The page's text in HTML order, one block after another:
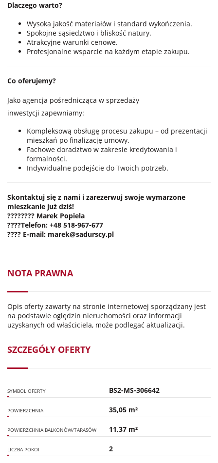
Dlaczego warto?
Wysoka jakość materiałów i standard wykończenia.
Spokojne sąsiedztwo i bliskość natury.
Atrakcyjne warunki cenowe.
Profesjonalne wsparcie na każdym etapie zakupu.
Co oferujemy?
Jako agencja pośrednicząca w sprzedaży
inwestycji zapewniamy:
Kompleksową obsługę procesu zakupu – od prezentacji
mieszkań po finalizację umowy.
Fachowe doradztwo w zakresie kredytowania i
formalności.
Indywidualne podejście do Twoich potrzeb.
Skontaktuj się z nami i zarezerwuj swoje wymarzone
mieszkanie już dziś!
????‍???? Marek Popiela
????Telefon: +48 518-967-677
???? E-mail: marek@sadurscy.pl
NOTA PRAWNA
Opis oferty zawarty na stronie internetowej sporządzany jest
na podstawie oględzin nieruchomości oraz informacji
uzyskanych od właściciela, może podlegać aktualizacji.
SZCZEGÓŁY OFERTY
SYMBOL OFERTY BS2-MS-306642
POWIERZCHNIA 35,05 m²
POWIERZCHNIA BALKONÓW/TARASÓW 11,37 m²
LICZBA POKOI 2